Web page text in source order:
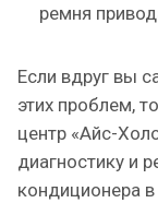
ремня
Если вдруг вы
этих проблем,
центр «Айс-
диагностику и
кондиционера